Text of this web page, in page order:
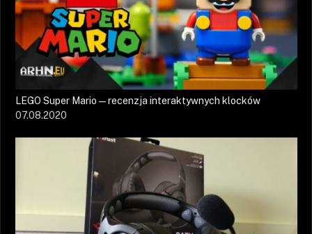
LEGO Super Mario — recenzja interaktywnych klocków
07.08.2020